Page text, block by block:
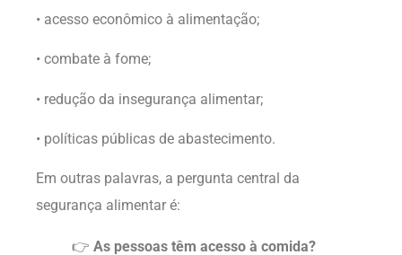
• acesso econômico à alimentação;
• combate à fome;
• redução da insegurança alimentar;
• políticas públicas de abastecimento.
Em outras palavras, a pergunta central da
segurança alimentar é:
👉 As pessoas têm acesso à comida?